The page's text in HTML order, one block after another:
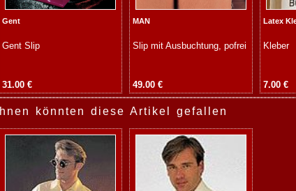
Gent
Gent Slip
31.00 €
MAN
Slip mit Ausbuchtung, pofrei
49.00 €
Latex
Kleber
7.00 €
Ihnen könnten diese Artikel gefallen